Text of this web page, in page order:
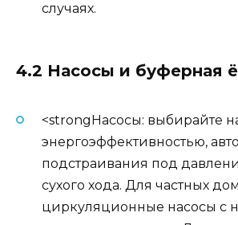
случаях.
4.2 Насосы и буферная
<strongНасосы: выбирайте
энергоэффективностью,
подстраивания под
сухого хода. Для частных
циркуляционные насосы с